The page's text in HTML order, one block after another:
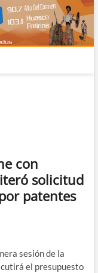
con
solicitud
patentes
sesión de la
el presupuesto